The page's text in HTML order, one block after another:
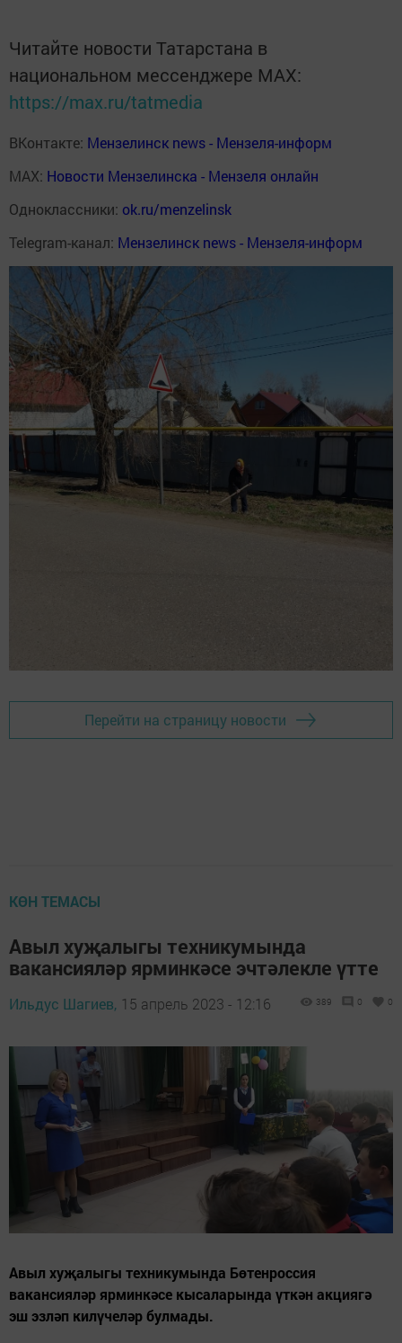
Читайте новости Татарстана в
национальном мессенджере MАХ:
https://max.ru/tatmedia
ВКонтакте: Мензелинск news - Мензеля-информ
MAX: Новости Мензелинска - Мензеля онлайн
Одноклассники: ok.ru/menzelinsk
Telegram-канал: Мензелинск news - Мензеля-информ
Перейти на страницу новости
КӨН ТЕМАСЫ
Авыл хуҗалыгы техникумында
вакансияләр ярминкәсе эчтәлекле үтте
Ильдус Шагиев, 15 апрель 2023 - 12:16 389 0 0
Авыл хуҗалыгы техникумында Бөтенроссия
вакансияләр ярминкәсе кысаларында үткән акциягә
эш эзләп килүчеләр булмады.